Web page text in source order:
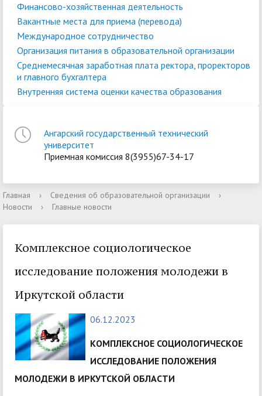
Финансово-хозяйственная деятельность
Вакантные места для приема (перевода)
Международное сотрудничество
Организация питания в образовательной организации
Среднемесячная заработная плата ректора, проректоров
и главного бухгалтера
Внутренняя система оценки качества образования
Ангарский государственный технический
университет
Приемная комиссия 8(3955)67-34-17
Главная › Сведения об образовательной организации
›
Новости
› Главные новости
Комплексное социологическое
исследование положения молодежи в
Иркутской области
06.12.2023
КОМПЛЕКСНОЕ СОЦИОЛОГИЧЕСКОЕ
ИССЛЕДОВАНИЕ ПОЛОЖЕНИЯ
МОЛОДЕЖИ В ИРКУТСКОЙ ОБЛАСТИ